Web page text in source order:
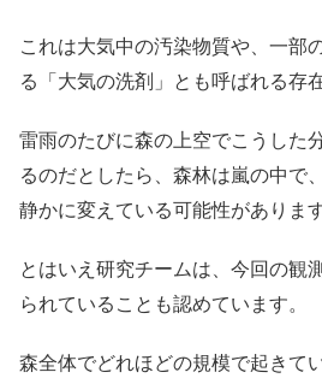
これは大気中の汚染物質や、一部
る「大気の洗剤」とも呼ばれる存
雷雨のたびに森の上空でこうした
るのだとしたら、森林は嵐の中で
静かに変えている可能性があります
とはいえ研究チームは、今回の観
られていることも認めています。
森全体でどれほどの規模で起きて